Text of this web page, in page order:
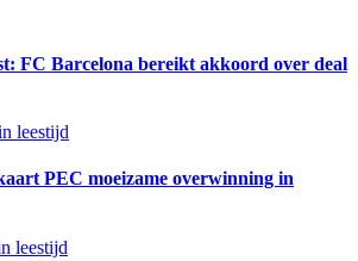
FC Barcelona bereikt akkoord over deal
leestijd
PEC moeizame overwinning in
leestijd